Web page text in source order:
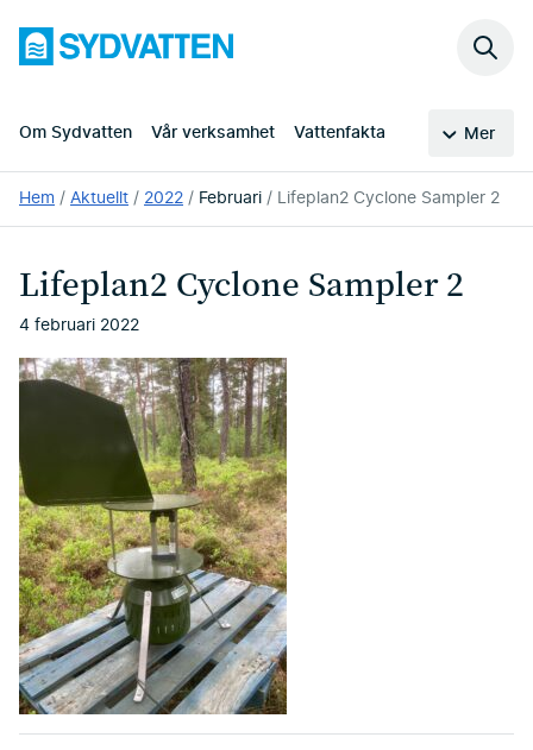
huvudinnehållet
Sydvatten
Om Sydvatten Vår verksamhet Vattenfakta Mer
Sök
Du
är
Hem Aktuellt 2022 Februari Lifeplan2 Cyclone Sampler 2
Lifeplan2 Cyclone Sampler 2
4 februari 2022